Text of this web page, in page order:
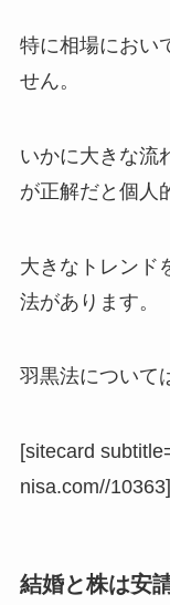
特に相場におい
せん。
いかに大きな流
が正解だと個人
大きなトレンド
法があります。
羽黒法について
[sitecard
nisa.com//10363]
結婚と株は安